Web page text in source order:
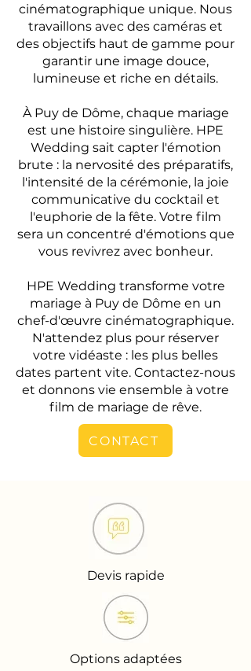
cinématographique unique. Nous
travaillons avec des caméras et
des objectifs haut de gamme pour
garantir une image douce,
lumineuse et riche en détails.
À Puy de Dôme, chaque mariage
est une histoire singulière. HPE
Wedding sait capter l'émotion
brute : la nervosité des préparatifs,
l'intensité de la cérémonie, la joie
communicative du cocktail et
l'euphorie de la fête. Votre film
sera un concentré d'émotions que
vous revivrez avec bonheur.
HPE Wedding transforme votre
mariage à Puy de Dôme en un
chef-d'œuvre cinématographique.
N'attendez plus pour réserver
votre vidéaste : les plus belles
dates partent vite. Contactez-nous
et donnons vie ensemble à votre
film de mariage de rêve.
CONTACT
Devis rapide
Options adaptées